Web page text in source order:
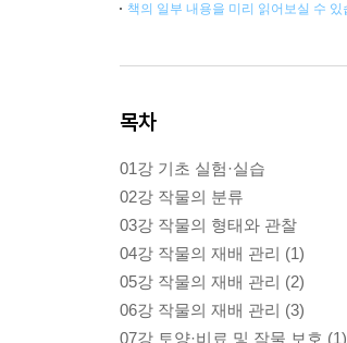
책의 일부 내용을 미리 읽어보실 수 있
목차
01강 기초 실험·실습
02강 작물의 분류
03강 작물의 형태와 관찰
04강 작물의 재배 관리 (1)
05강 작물의 재배 관리 (2)
06강 작물의 재배 관리 (3)
07강 토양·비료 및 작물 보호 (1)